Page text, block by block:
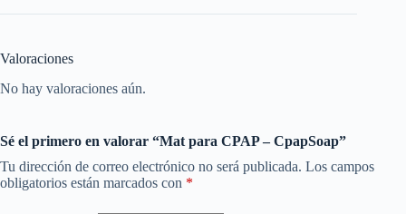
Valoraciones
No hay valoraciones aún.
Sé el primero en valorar “Mat para CPAP – CpapSoap”
Tu dirección de correo electrónico no será publicada. Los campos
obligatorios están marcados con *